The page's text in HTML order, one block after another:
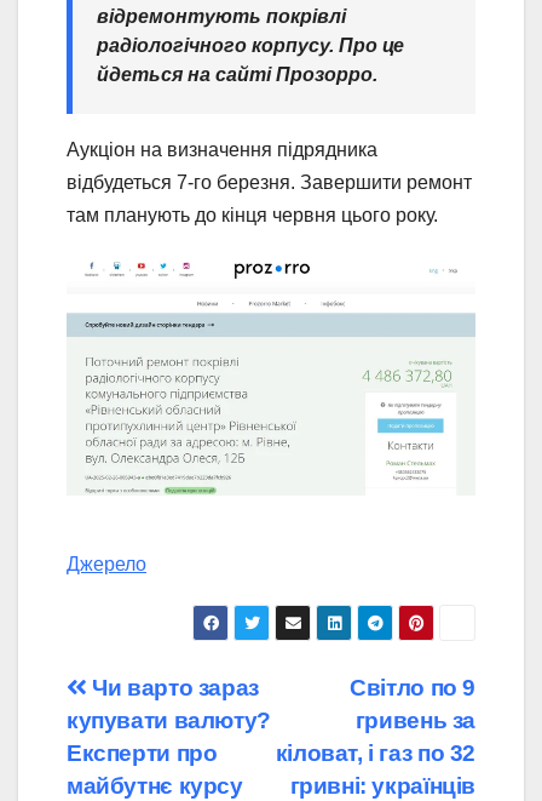
відремонтують покрівлі
радіологічного корпусу. Про це
йдеться на сайті Прозорро.
Аукціон на визначення підрядника
відбудеться 7-го березня. Завершити ремонт
там планують до кінця червня цього року.
Джерело
Навігація
записів
Світло по 9
гривень за
кіловат, і газ по 32
гривні: українців
Чи варто зараз
купувати валюту?
Експерти про
майбутнє курсу